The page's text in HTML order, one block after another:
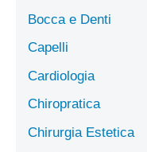
Bocca e Denti
Capelli
Cardiologia
Chiropratica
Chirurgia Estetica